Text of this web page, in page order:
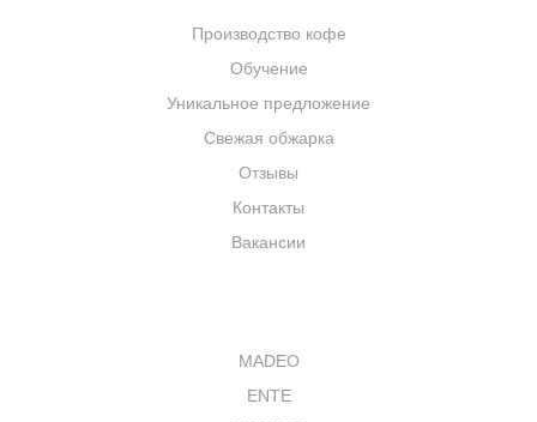
Производство кофе
Обучение
Уникальное предложение
Свежая обжарка
Отзывы
Контакты
Вакансии
MADEO
ENTE